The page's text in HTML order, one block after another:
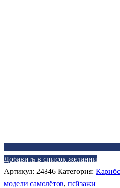
Добавить в список желаний
Артикул: 24846 Категория:
модели самолётов, пейзажи